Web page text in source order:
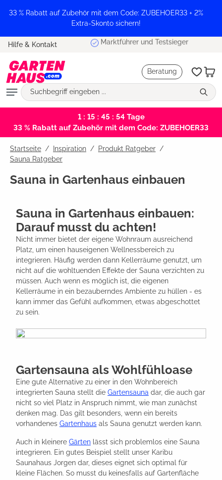
springen
33 % Rabatt auf Zubehör mit dem Code: ZUBEHOER33 + 2%
Extra-Skonto sichern!
Hilfe & Kontakt Marktführer und Testsieger
Beratung
1 : 15 : 45 : 54Tage
33 % Rabatt auf Zubehör mit dem Code: ZUBEHOER33
Startseite Inspiration / Produkt Ratgeber /
Sauna Ratgeber
Sauna in Gartenhaus einbauen
Sauna in Gartenhaus einbauen:
Darauf musst du achten!
Nicht immer bietet der eigene Wohnraum ausreichend
Platz, um einen hauseigenen Wellnessbereich zu
integrieren. Häufig werden dann Kellerräume genutzt, um
nicht auf die wohltuenden Effekte der Sauna verzichten zu
müssen. Auch wenn es möglich ist, die eigenen
Kellerräume in ein bezauberndes Ambiente zu hüllen - es
kann immer das Gefühl aufkommen, etwas abgeschottet
zu sein.
Gartensauna als Wohlfühloase
Eine gute Alternative zu einer in den Wohnbereich
integrierten Sauna stellt die Gartensauna dar, die auch gar
nicht so viel Platz in Anspruch nimmt, wie man zunächst
denken mag. Das gilt besonders, wenn ein bereits
vorhandenes Gartenhaus als Sauna genutzt werden kann.
Auch in kleinere Gärten lässt sich problemlos eine Sauna
integrieren. Ein gutes Beispiel stellt unser Karibu
Saunahaus Jorgen dar, dieses eignet sich optimal für
kleine Flächen. So musst du keinesfalls auf Gartenfläche